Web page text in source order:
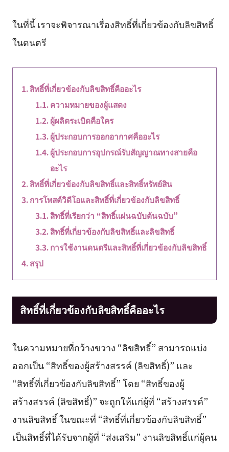
ในที่นี้ เราจะพิจารณาเรื่องสิทธิ์ที่เกี่ยวข้องกับลิขสิทธิ์
ในดนตรี
สิทธิ์ที่เกี่ยวข้องกับลิขสิทธิ์คืออะไร
ความหมายของผู้แสดง
ผู้ผลิตระเบิดคือใคร
ผู้ประกอบการออกอากาศคืออะไร
ผู้ประกอบการอุปกรณ์รับสัญญาณทางสายคือ
อะไร
สิทธิ์ที่เกี่ยวข้องกับลิขสิทธิ์และสิทธิ์ทรัพย์สิน
การโพสต์วิดีโอและสิทธิ์ที่เกี่ยวข้องกับลิขสิทธิ์
สิทธิ์ที่เรียกว่า “สิทธิ์แผ่นฉบับต้นฉบับ”
สิทธิ์ที่เกี่ยวข้องกับลิขสิทธิ์และลิขสิทธิ์
การใช้งานดนตรีและสิทธิ์ที่เกี่ยวข้องกับลิขสิทธิ์
สรุป
สิทธิ์ที่เกี่ยวข้องกับลิขสิทธิ์คืออะไร
ในความหมายที่กว้างขวาง “ลิขสิทธิ์” สามารถแบ่ง
ออกเป็น “สิทธิ์ของผู้สร้างสรรค์ (ลิขสิทธิ์)” และ
“สิทธิ์ที่เกี่ยวข้องกับลิขสิทธิ์” โดย “สิทธิ์ของผู้
สร้างสรรค์ (ลิขสิทธิ์)” จะถูกให้แก่ผู้ที่ “สร้างสรรค์”
งานลิขสิทธิ์ ในขณะที่ “สิทธิ์ที่เกี่ยวข้องกับลิขสิทธิ์”
เป็นสิทธิ์ที่ได้รับจากผู้ที่ “ส่งเสริม” งานลิขสิทธิ์แก่ผู้คน